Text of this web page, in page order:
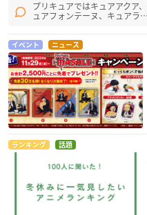
プリキュアではキュアアクア
ュアフォンテーヌ、キュアラ…
イベント ニュース
ランキング 話題